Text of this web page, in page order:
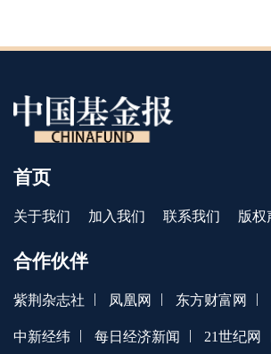
首页
关于我们 加入我们 联系我们 版权
合作伙伴
紫荆杂志社 凤凰网 东方财富网
中新经纬 每日经济新闻 21世纪网